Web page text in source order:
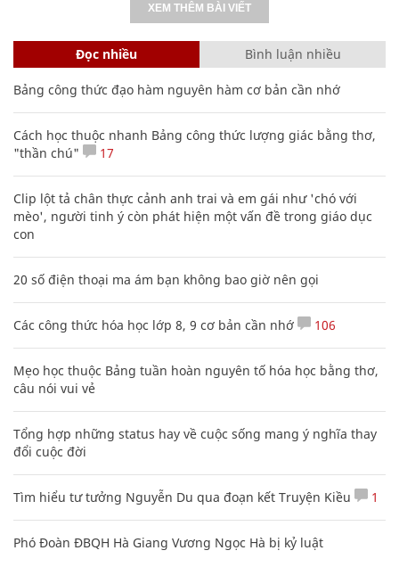
XEM THÊM BÀI VIẾT
Đọc nhiều Bình luận nhiều
Bảng công thức đạo hàm nguyên hàm cơ bản cần nhớ
Cách học thuộc nhanh Bảng công thức lượng giác bằng thơ,
"thần chú"
17
Clip lột tả chân thực cảnh anh trai và em gái như 'chó với
mèo', người tinh ý còn phát hiện một vấn đề trong giáo dục
con
20 số điện thoại ma ám bạn không bao giờ nên gọi
Các công thức hóa học lớp 8, 9 cơ bản cần nhớ 106
Mẹo học thuộc Bảng tuần hoàn nguyên tố hóa học bằng thơ,
câu nói vui vẻ
Tổng hợp những status hay về cuộc sống mang ý nghĩa thay
đổi cuộc đời
Tìm hiểu tư tưởng Nguyễn Du qua đoạn kết Truyện Kiều 1
Phó Đoàn ĐBQH Hà Giang Vương Ngọc Hà bị kỷ luật